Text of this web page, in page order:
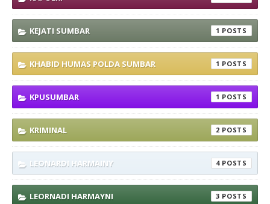
KEJATI SUMBAR 1
KHABID HUMAS POLDA SUMBAR 1
KPUSUMBAR 1
KRIMINAL 2
LEONARDI HARMAINY 4
LEORNADI HARMAYNI 3